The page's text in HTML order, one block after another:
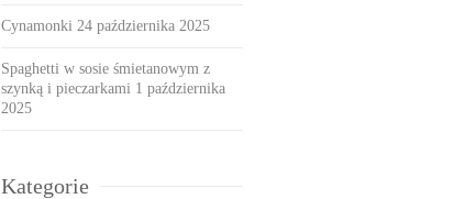
Cynamonki 24 października 2025
Spaghetti w sosie śmietanowym z
szynką i pieczarkami 1 października
2025
Kategorie